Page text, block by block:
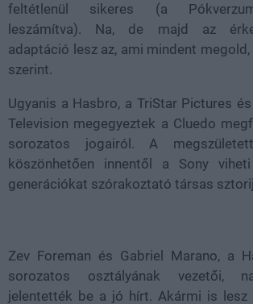
feltétlenül sikeres (a
leszámítva). Na, de majd az
adaptáció lesz az, ami mindent
szerint.
Ugyanis a Hasbro, a TriStar Pictures
Television megegyeztek a Cluedo
sorozatos jogairól. A
köszönhetően innentől a Sony
generációkat szórakoztató társas
Zev Foreman és Gabriel Marano, a
sorozatos osztályának vezetői,
jelentették be a jó hírt. Akármi is lesz